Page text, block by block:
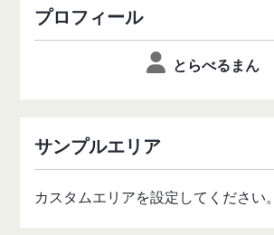
プロフィール
とらべるまん
サンプルエリア
カスタムエリアを設定してください。